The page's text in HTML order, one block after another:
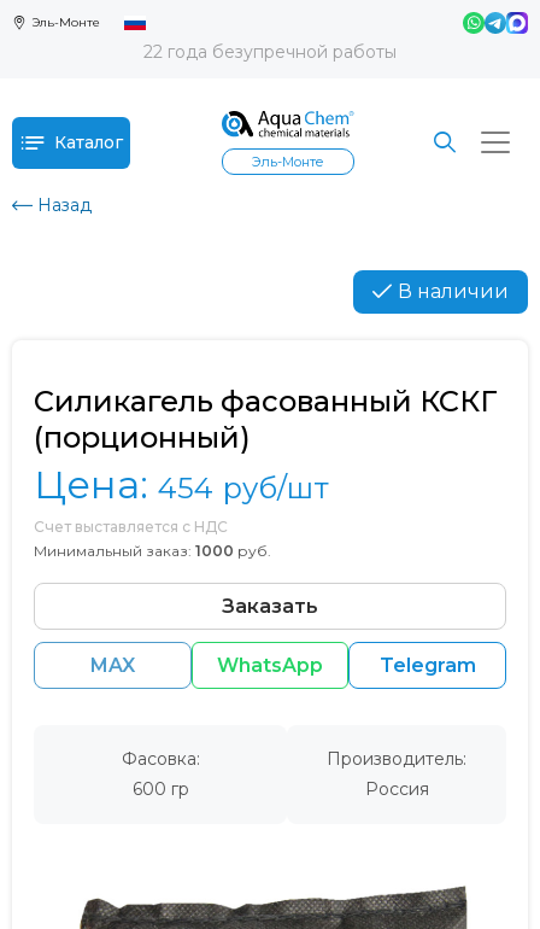
Эль-Монте
22 года безупречной работы
Каталог
Эль-Монте
Назад
В наличии
Силикагель фасованный КСКГ
(порционный)
Цена: 454 руб/шт
Счет выставляется с НДС
Минимальный заказ: 1000 руб.
Заказать
MAX WhatsApp Telegram
Фасовка:
600 гр
Производитель:
Россия